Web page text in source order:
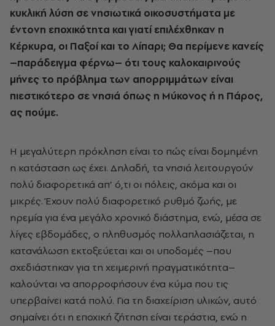
κυκλική λύση σε νησιωτικά οικοσυστήματα με
έντονη εποχικότητα και γιατί επιλέχθηκαν η
Κέρκυρα, οι Παξοί και το Λίπαρι; Θα περίμενε κανείς
–παράδειγμα φέρνω– ότι τους καλοκαιρινούς
μήνες το πρόβλημα των απορριμμάτων είναι
πιεστικότερο σε νησιά όπως η Μύκονος ή η Πάρος,
ας πούμε.
Η μεγαλύτερη πρόκληση είναι το πώς είναι δομημένη
η κατάσταση ως έχει. Δηλαδή, τα νησιά λειτουργούν
πολύ διαφορετικά απ’ ό,τι οι πόλεις, ακόμα και οι
μικρές. Έχουν πολύ διαφορετικό ρυθμό ζωής, με
ηρεμία για ένα μεγάλο χρονικό διάστημα, ενώ, μέσα σε
λίγες εβδομάδες, ο πληθυσμός πολλαπλασιάζεται, η
κατανάλωση εκτοξεύεται και οι υποδομές –που
σχεδιάστηκαν για τη χειμερινή πραγματικότητα–
καλούνται να απορροφήσουν ένα κύμα που τις
υπερβαίνει κατά πολύ. Για τη διαχείριση υλικών, αυτό
σημαίνει ότι η εποχική ζήτηση είναι τεράστια, ενώ η